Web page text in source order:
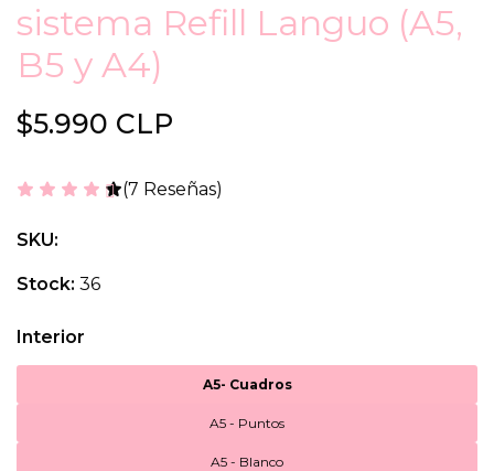
sistema Refill Languo (A5,
B5 y A4)
$5.990 CLP
(7 Reseñas)
SKU:
Stock: 36
Interior
A5- Cuadros
A5 - Puntos
A5 - Blanco